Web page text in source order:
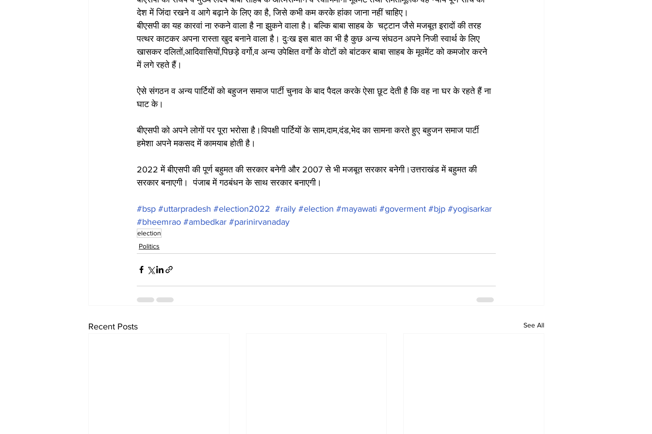
देश में जिंदा रखने व आगे बढ़ाने के लिए का है, जिसे कभी कम करके हांका जाना नहीं चाहिए।
बीएसपी का यह कारवां ना रुकने वाला है ना झुकने वाला है। बल्कि बाबा साहब के  चट्टान जैसे मजबूत इरादों की तरह
पत्थर काटकर अपना रास्ता खुद बनाने वाला है। दुःख इस बात का भी है कुछ अन्य संघठन अपने निजी स्वार्थ के लिए
खासकर दलितों,आदिवासियों,पिछड़े वर्गो,व अन्य उपेक्षित वर्गों के वोटों को बांटकर बाबा साहब के मूवमेंट को कमजोर करने
में लगे रहते हैं।
ऐसे संगठन व अन्य पार्टियों को बहुजन समाज पार्टी चुनाव के बाद पैदल करके ऐसा छूट देती है कि वह ना घर के रहते हैं ना
घाट के।
बीएसपी को अपने लोगों पर पूरा भरोसा है।विपक्षी पार्टियों के साम,दाम,दंड,भेद का सामना करते हुए बहुजन समाज पार्टी
हमेशा अपने मकसद में कामयाब होती है।
2022 में बीएसपी की पूर्ण बहुमत की सरकार बनेगी और 2007 से भी मजबूत सरकार बनेगी।उत्तराखंड में बहुमत की
सरकार बनाएगी।  पंजाब में गठबंधन के साथ सरकार बनाएगी।
#bsp #uttarpradesh #election2022 #raily #election #mayawati #goverment #bjp #yogisarkar
#bheemrao #ambedkar #parinirvanaday
election
Politics
Recent Posts See All